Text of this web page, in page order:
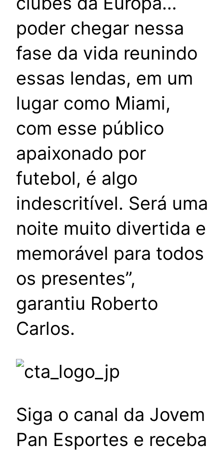
poder chegar nessa
fase da vida reunindo
essas lendas, em um
lugar como Miami,
com esse público
apaixonado por
futebol, é algo
indescritível. Será uma
noite muito divertida e
memorável para todos
os presentes”,
garantiu Roberto
Carlos.
Siga o canal da Jovem
Pan Esportes e receba